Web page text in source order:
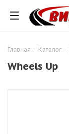
Главная - Каталог -
Wheels Up